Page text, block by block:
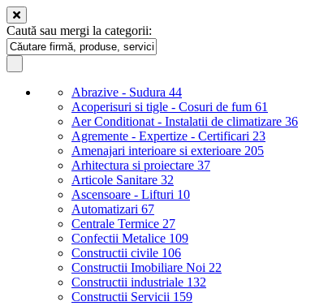
Caută sau mergi la categorii:
Abrazive - Sudura 44
Acoperisuri si tigle - Cosuri de fum 61
Aer Conditionat - Instalatii de climatizare 36
Agremente - Expertize - Certificari 23
Amenajari interioare si exterioare 205
Arhitectura si proiectare 37
Articole Sanitare 32
Ascensoare - Lifturi 10
Automatizari 67
Centrale Termice 27
Confectii Metalice 109
Constructii civile 106
Constructii Imobiliare Noi 22
Constructii industriale 132
Constructii Servicii 159